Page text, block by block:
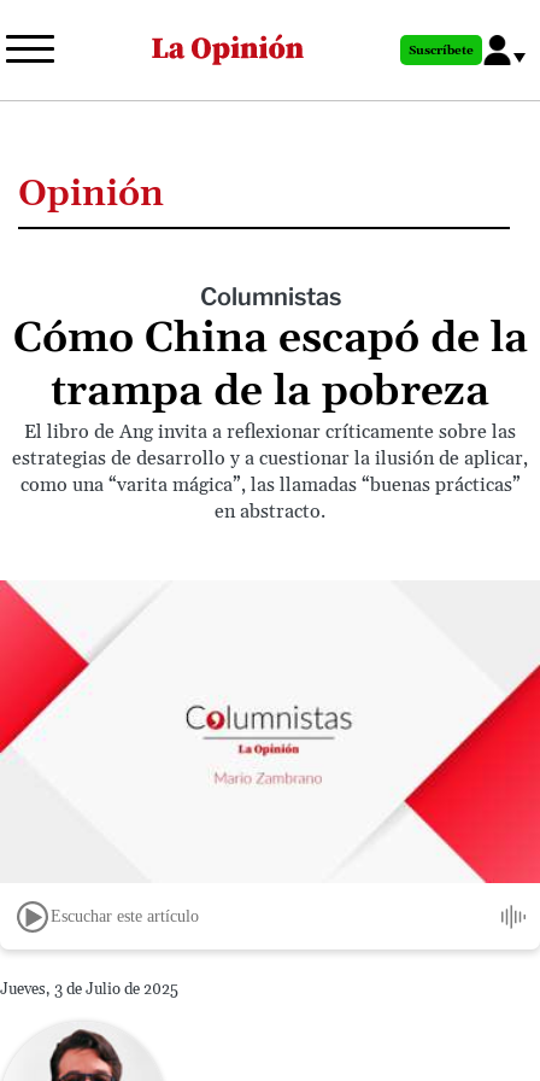
al
principal
Suscríbete
Opinión
Columnistas
Cómo China escapó de la
trampa de la pobreza
El libro de Ang invita a reflexionar críticamente sobre las
estrategias de desarrollo y a cuestionar la ilusión de aplicar,
como una “varita mágica”, las llamadas “buenas prácticas”
en abstracto.
Escuchar este artículo
Jueves, 3 de Julio de 2025